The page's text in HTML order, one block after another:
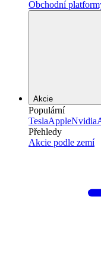
Obchodní
Akcie
Populární
TeslaAppleNvidia
Přehledy
Akcie podle zemí